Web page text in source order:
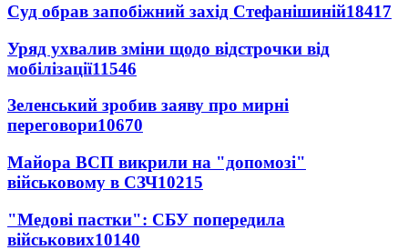
Суд обрав запобіжний захід Стефанішиній18417
Уряд ухвалив зміни щодо відстрочки від
мобілізації11546
Зеленський зробив заяву про мирні
переговори10670
Майора ВСП викрили на "допомозі"
військовому в СЗЧ10215
"Медові пастки": СБУ попередила
військових10140